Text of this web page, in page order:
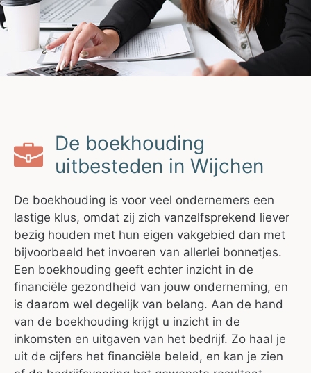
De boekhouding
uitbesteden in Wijchen
De boekhouding is voor veel ondernemers een
lastige klus, omdat zij zich vanzelfsprekend liever
bezig houden met hun eigen vakgebied dan met
bijvoorbeeld het invoeren van allerlei bonnetjes.
Een boekhouding geeft echter inzicht in de
financiële gezondheid van jouw onderneming, en
is daarom wel degelijk van belang. Aan de hand
van de boekhouding krijgt u inzicht in de
inkomsten en uitgaven van het bedrijf. Zo haal je
uit de cijfers het financiële beleid, en kan je zien